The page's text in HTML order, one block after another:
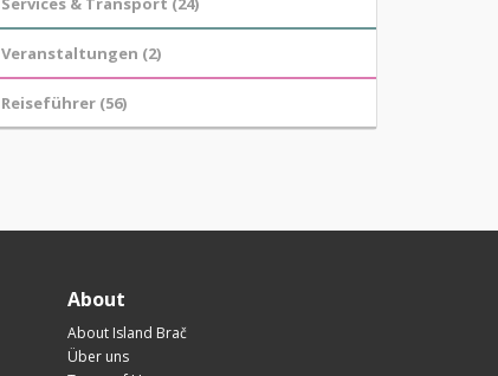
Veranstaltungen (2)
Reiseführer (56)
About
About Island Brač
Über uns